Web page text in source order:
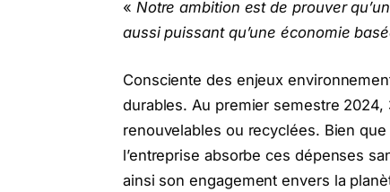
« Notre ambition est de prouver
aussi puissant qu’une économie
Consciente des enjeux
durables. Au premier semestre
renouvelables ou recyclées. Bien
l’entreprise absorbe ces dépenses
ainsi son engagement envers la